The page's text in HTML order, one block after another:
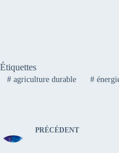
Étiquettes
#agriculture durable #
PRÉCÉDENT